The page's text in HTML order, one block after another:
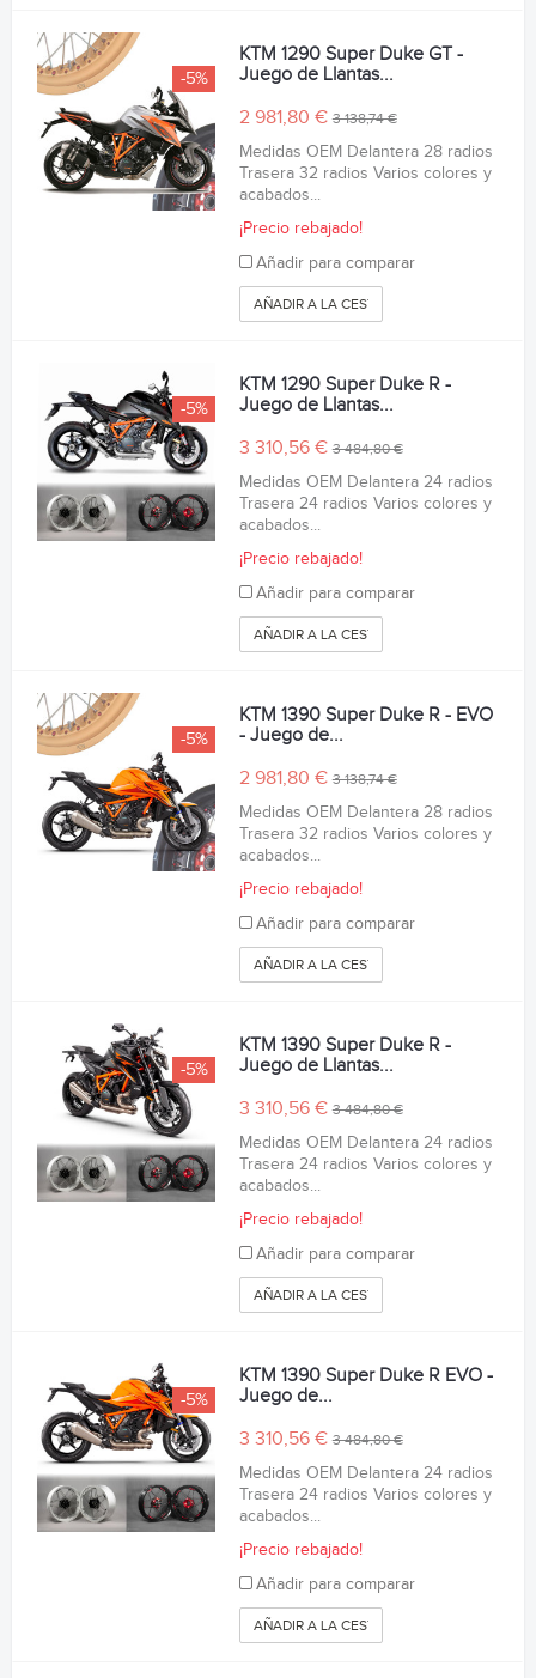
-5%
KTM 1290 Super Duke GT -
Juego de Llantas...
2 981,80 €3 138,74 €
Medidas OEM Delantera 28 radios
Trasera 32 radios Varios colores y
acabados...
¡Precio rebajado!
Añadir para comparar
AÑADIR A LA CESTA
-5%
KTM 1290 Super Duke R -
Juego de Llantas...
3 310,56 €3 484,80 €
Medidas OEM Delantera 24 radios
Trasera 24 radios Varios colores y
acabados...
¡Precio rebajado!
Añadir para comparar
AÑADIR A LA CESTA
-5%
KTM 1390 Super Duke R - EVO
- Juego de...
2 981,80 €3 138,74 €
Medidas OEM Delantera 28 radios
Trasera 32 radios Varios colores y
acabados...
¡Precio rebajado!
Añadir para comparar
AÑADIR A LA CESTA
-5%
KTM 1390 Super Duke R -
Juego de Llantas...
3 310,56 €3 484,80 €
Medidas OEM Delantera 24 radios
Trasera 24 radios Varios colores y
acabados...
¡Precio rebajado!
Añadir para comparar
AÑADIR A LA CESTA
-5%
KTM 1390 Super Duke R EVO -
Juego de...
3 310,56 €3 484,80 €
Medidas OEM Delantera 24 radios
Trasera 24 radios Varios colores y
acabados...
¡Precio rebajado!
Añadir para comparar
AÑADIR A LA CESTA